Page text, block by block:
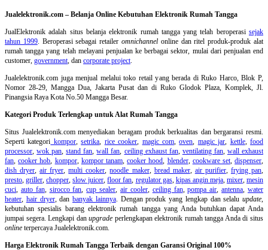
Jualelektronik.com – Belanja Online Kebutuhan Elektronik Rumah Tangga
JualElektronik adalah situs belanja elektronik rumah tanggayang telah beroperasisejak
tahun 1999. Beroperasi sebagai retaileromnichannel online dan ritel produk-produk alat
rumah tangga yang telah melayani penjualan ke berbagai sektor, mulai dari penjualan end
customer, government , dan corporate project
Jualelektronik.com juga menjual melalui toko retail yang berada di Ruko Harco, Blok P,
Nomor 28-29, Mangga Dua, Jakarta Pusat dan di Ruko Glodok Plaza, Komplek, Jl.
Pinangsia Raya Kota No.50 Mangga Besar.
Kategori Produk Terlengkap untuk Alat Rumah Tangga
Situs Jualelektronik.com menyediakan beragam produk berkualitas dan bergaransi resmi.
Seperti kategori kompor,setrika rice cooker magic com,oven magic jar kettle,food
processor ,wok pan ,stand fan ,wall fan ceiling exhaust fan, ventilating fan, wall exhaust
fan ,cooker hob kompor, kompor tanam,cooker hood blender, cookware set,dispenser
dish dryer ,air fryer ,multi cooker ,noodle maker, bread maker, air purifier, frying pan
presto ,griller ,chopper ,slow juicer ,floor fan regulator gas, kipas angin meja, mixer,mesin
cuci auto fan, sirocco fan ,cup sealer ,air cooler, ceiling fan,pompa air ,antenna ,water
heater hair dryer, dan banyak lainnya. Dengan produk yang lengkap dan selalu update
kebutuhan spesialis barang elektronik rumah tangga yang Anda butuhkan dapat Anda
jumpai segera. Lengkapi danupgrade perlengkapan elektronik rumah tangga Anda di situs
online terpercaya Jualelektronik.com.
Harga Elektronik Rumah Tangga Terbaik dengan Garansi Original 100%